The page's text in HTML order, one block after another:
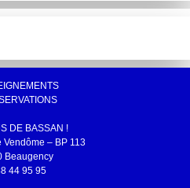
DE BASSAN !
Vendôme – BP 113
Beaugency
44 95 95